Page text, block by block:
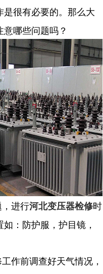
是很有必要的。那么大
哪些问题吗？
进行河北变压器检修时
：防护服，护目镜，
前调查好天气情况，